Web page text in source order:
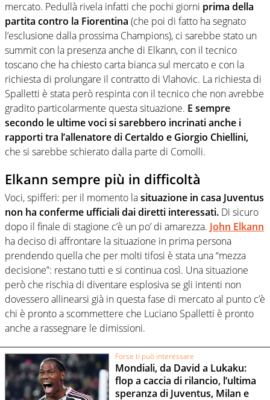
mercato. Pedullà rivela infatti che pochi giorni prima della
partita contro la Fiorentina (che poi di fatto ha segnato
l’esclusione dalla prossima Champions), ci sarebbe stato un
summit con la presenza anche di Elkann, con il tecnico
toscano che ha chiesto carta bianca sul mercato e con la
richiesta di prolungare il contratto di Vlahovic. La richiesta di
Spalletti è stata però respinta con il tecnico che non avrebbe
gradito particolarmente questa situazione. E sempre
secondo le ultime voci si sarebbero incrinati anche i
rapporti tra l’allenatore di Certaldo e Giorgio Chiellini,
che si sarebbe schierato dalla parte di Comolli.
Elkann sempre più in difficoltà
Voci, spifferi: per il momento lasituazione in casa Juventus
non ha conferme ufficiali dai diretti interessati. Di sicuro
dopo il finale di stagione c’è un po’ di amarezza. John Elkann
ha deciso di affrontare la situazione in prima persona
prendendo quella che per molti tifosi è stata una “mezza
decisione”: restano tutti e si continua così. Una situazione
però che rischia di diventare esplosiva se gli intenti non
dovessero allinearsi già in questa fase di mercato al punto c’è
chi è pronto a scommettere che Luciano Spalletti è pronto
anche a rassegnare le dimissioni.
Forse ti può interessare
Mondiali, da David a Lukaku:
flop a caccia di rilancio, l’ultima
speranza di Juventus, Milan e